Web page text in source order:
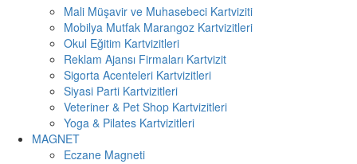
Mali Müşavir ve Muhasebeci Kartviziti
Mobilya Mutfak Marangoz Kartvizitleri
Okul Eğitim Kartvizitleri
Reklam Ajansı Firmaları Kartvizit
Sigorta Acenteleri Kartvizitleri
Siyasi Parti Kartvizitleri
Veteriner & Pet Shop Kartvizitleri
Yoga & Pilates Kartvizitleri
MAGNET
Eczane Magneti